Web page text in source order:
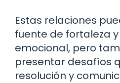
Estas relaciones
fuente de fortaleza
emocional, pero
presentar desafíos
resolución y